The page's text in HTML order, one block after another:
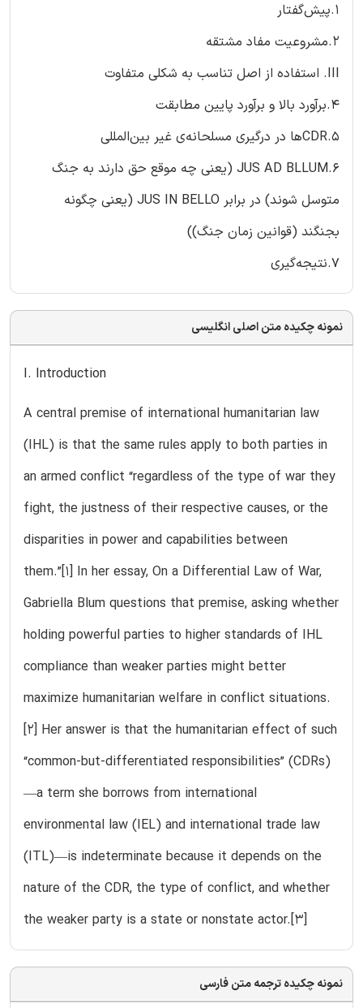
۱.پیش‌گفتار
۲.مشروعیت مفاد مشتقه
III. استفاده از اصل تناسب به شکلی متفاوت
۴.برآورد بالا و برآورد پایین مطابقت
۵.CDRها در درگیری مسلحانه‌ی غیر بین‌المللی
۶.JUS AD BLLUM (یعنی چه موقع حق دارند به جنگ
متوسل شوند) در برابر JUS IN BELLO (یعنی چگونه
بجنگند (قوانین زمان جنگ))
۷.نتیجه‌گیری
نمونه چکیده متن اصلی انگلیسی
I. Introduction
A central premise of international humanitarian law
(IHL) is that the same rules apply to both parties in
an armed conflict “regardless of the type of war they
fight, the justness of their respective causes, or the
disparities in power and capabilities between
them.”[1] In her essay, On a Differential Law of War,
Gabriella Blum questions that premise, asking whether
holding powerful parties to higher standards of IHL
compliance than weaker parties might better
maximize humanitarian welfare in conflict situations.
[2] Her answer is that the humanitarian effect of such
“common-but-differentiated responsibilities” (CDRs)
—a term she borrows from international
environmental law (IEL) and international trade law
(ITL)—is indeterminate because it depends on the
nature of the CDR, the type of conflict, and whether
the weaker party is a state or nonstate actor.[3]
نمونه چکیده ترجمه متن فارسی